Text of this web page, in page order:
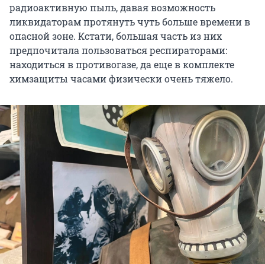
радиоактивную пыль, давая возможность
ликвидаторам протянуть чуть больше времени в
опасной зоне. Кстати, большая часть из них
предпочитала пользоваться респираторами:
находиться в противогазе, да еще в комплекте
химзащиты часами физически очень тяжело.